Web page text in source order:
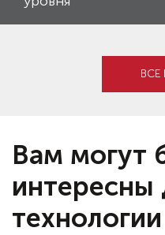
ВСЕ
Вам могут
интересны
технологии